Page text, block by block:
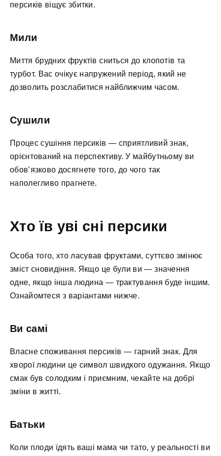
персиків віщує збитки.
Мили
Миття брудних фруктів сниться до клопотів та
турбот. Вас очікує напружений період, який не
дозволить розслабитися найближчим часом.
Сушили
Процес сушіння персиків — сприятливий знак,
орієнтований на перспективу. У майбутньому ви
обов’язково досягнете того, до чого так
наполегливо прагнете.
Хто їв уві сні персики
Особа того, хто ласував фруктами, суттєво змінює
зміст сновидіння. Якщо це були ви — значення
одне, якщо інша людина — трактування буде іншим.
Ознайомтеся з варіантами нижче.
Ви самі
Власне споживання персиків — гарний знак. Для
хворої людини це символ швидкого одужання. Якщо
смак був солодким і приємним, чекайте на добрі
зміни в житті.
Батьки
Коли плоди їдять ваші мама чи тато, у реальності ви